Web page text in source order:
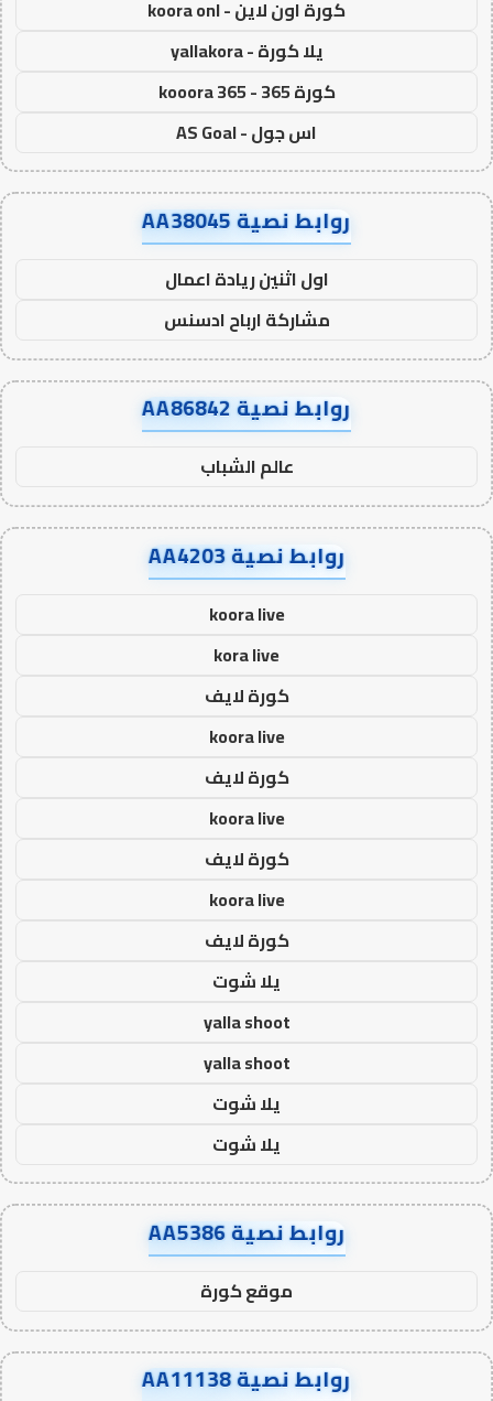
كورة اون لاين - koora onl
يلا كورة - yallakora
كورة 365 - kooora 365
اس جول - AS Goal
روابط نصية AA38045
اول اثنين ريادة اعمال
مشاركة ارباح ادسنس
روابط نصية AA86842
عالم الشباب
روابط نصية AA4203
koora live
kora live
كورة لايف
koora live
كورة لايف
koora live
كورة لايف
koora live
كورة لايف
يلا شوت
yalla shoot
yalla shoot
يلا شوت
يلا شوت
روابط نصية AA5386
موقع كورة
روابط نصية AA11138